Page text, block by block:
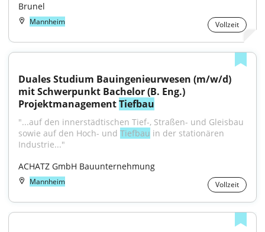
Brunel
Mannheim Vollzeit
Duales Studium Bauingenieurwesen (m/w/d)
mit Schwerpunkt Bachelor (B. Eng.)
Projektmanagement Tiefbau
"...auf den innerstädtischen Tief-, Straßen- und Gleisbau
sowie auf den Hoch- und Tiefbau in der stationären
Industrie..."
ACHATZ GmbH Bauunternehmung
Mannheim Vollzeit